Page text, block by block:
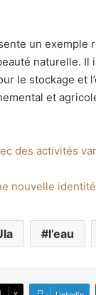
un exemple
naturelle. Il
le stockage et
et
des activités
nouvelle
l’eau